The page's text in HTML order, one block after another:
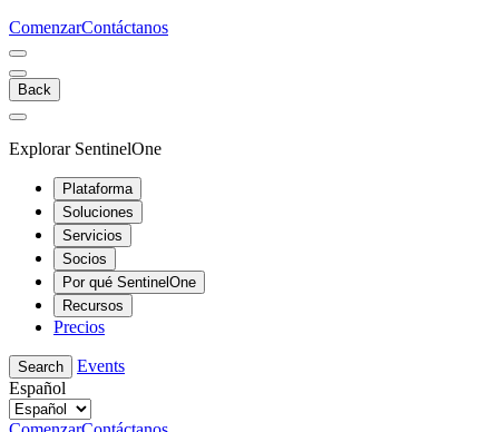
ComenzarContáctanos
Back
Explorar SentinelOne
Plataforma
Soluciones
Servicios
Socios
Por qué SentinelOne
Recursos
Precios
Search
Events
Español